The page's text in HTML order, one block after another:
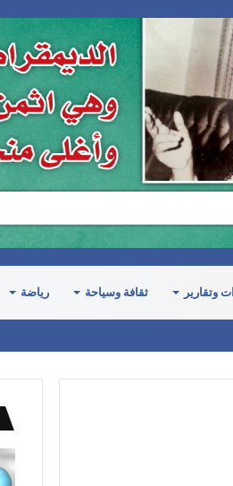
وتقارير ثقافة وسياحة رياضة